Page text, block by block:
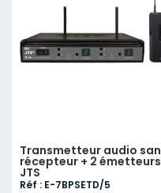
Transmetteur audio
récepteur + 2
JTS
Réf : E-7BPSETD/5